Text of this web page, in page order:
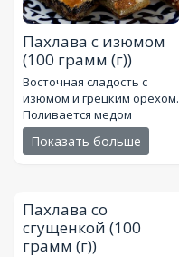
Пахлава с изюмом
(100 грамм (г))
Восточная сладость с
изюмом и грецким орехом.
Поливается медом
Показать больше
Пахлава со
сгущенкой (100
грамм (г))